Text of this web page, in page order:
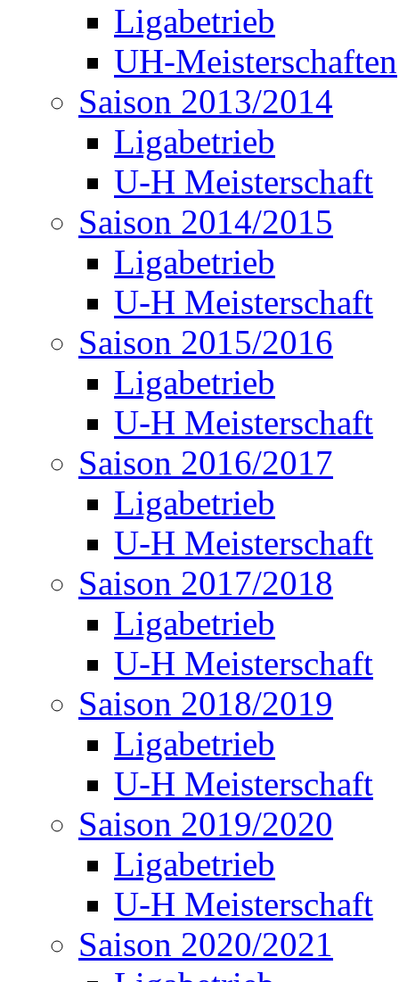
Ligabetrieb
UH-Meisterschaften
Saison 2013/2014
Ligabetrieb
U-H Meisterschaft
Saison 2014/2015
Ligabetrieb
U-H Meisterschaft
Saison 2015/2016
Ligabetrieb
U-H Meisterschaft
Saison 2016/2017
Ligabetrieb
U-H Meisterschaft
Saison 2017/2018
Ligabetrieb
U-H Meisterschaft
Saison 2018/2019
Ligabetrieb
U-H Meisterschaft
Saison 2019/2020
Ligabetrieb
U-H Meisterschaft
Saison 2020/2021